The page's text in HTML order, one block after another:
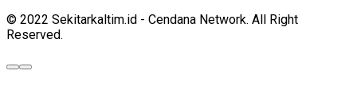
© 2022 Sekitarkaltim.id - Cendana Network. All Right
Reserved.